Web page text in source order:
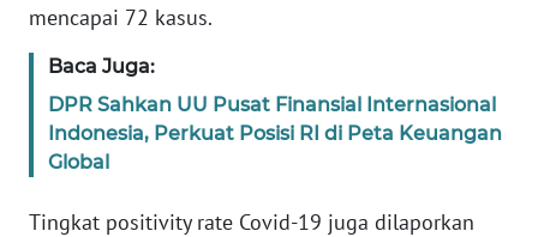
mencapai 72 kasus.
Baca Juga:
DPR Sahkan UU Pusat Finansial Internasional
Indonesia, Perkuat Posisi RI di Peta Keuangan
Global
Tingkat positivity rate Covid-19 juga dilaporkan
KONTAK
INFO
IKLAN
KAMI